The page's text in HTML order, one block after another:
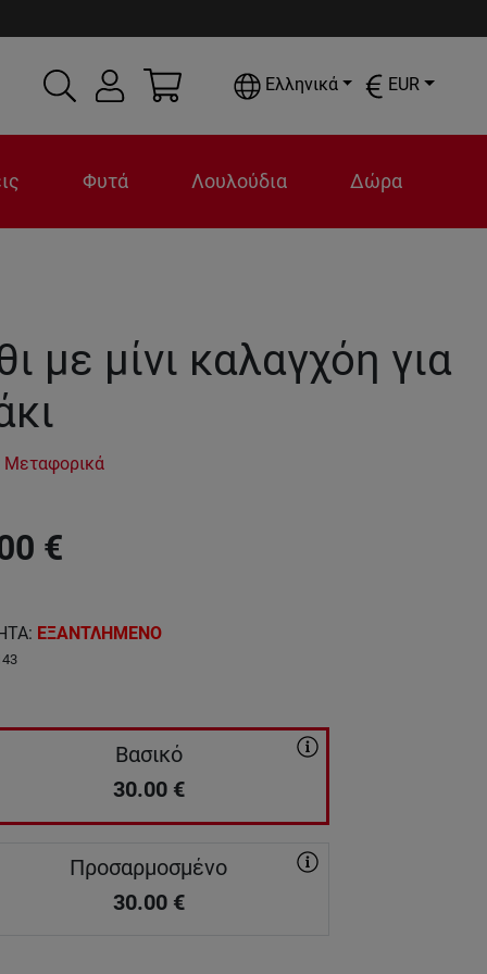
Ελληνικά EUR
Φυτά Λουλούδια Δώρα
με μίνι καλαγχόη για
€
: ΕΞΑΝΤΛΗΜΕΝΟ
Βασικό
30.00 €
Προσαρμοσμένο
30.00 €